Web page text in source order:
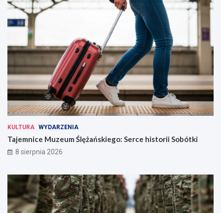
KULTURA WYDARZENIA
Tajemnice Muzeum Ślężańskiego: Serce historii Sobótki
8 sierpnia 2026